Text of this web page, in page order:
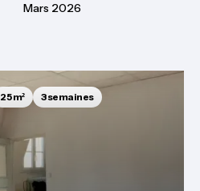
Mars 2026
25 m² 3 semaines